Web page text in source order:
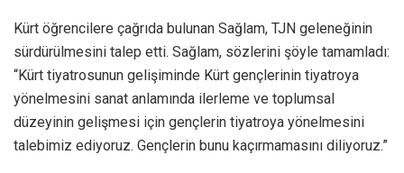
Kürt öğrencilere çağrıda bulunan Sağlam, TJN geleneğinin
sürdürülmesini talep etti. Sağlam, sözlerini şöyle tamamladı:
“Kürt tiyatrosunun gelişiminde Kürt gençlerinin tiyatroya
yönelmesini sanat anlamında ilerleme ve toplumsal
düzeyinin gelişmesi için gençlerin tiyatroya yönelmesini
talebimiz ediyoruz. Gençlerin bunu kaçırmamasını diliyoruz.”